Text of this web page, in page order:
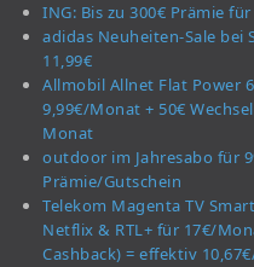
ING: Bis zu 300€ Prämie
adidas Neuheiten-Sale bei
11,99€
Allmobil Allnet Flat Power
9,99€/Monat + 50€
Monat
outdoor im Jahresabo für
Prämie/Gutschein
Telekom Magenta TV
Netflix & RTL+ für 17€/
Cashback) = effektiv